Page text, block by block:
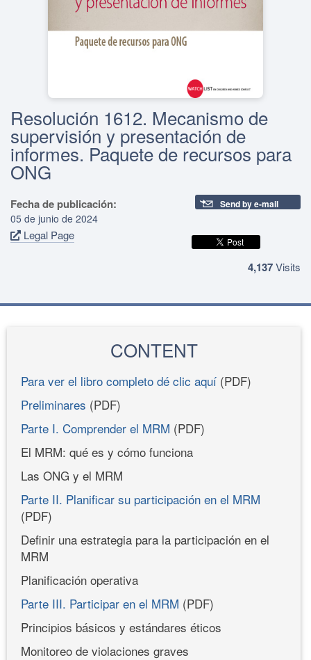
Resolución 1612. Mecanismo de
supervisión y presentación de
informes. Paquete de recursos para
ONG
Fecha de publicación:
05 de junio de 2024
Legal Page
Send by e-mail
4,137Visits
CONTENT
Para ver el libro completo dé clic aquí (PDF)
Preliminares (PDF)
Parte I. Comprender el MRM (PDF)
El MRM: qué es y cómo funciona
Las ONG y el MRM
Parte II. Planificar su participación en el MRM
(PDF)
Definir una estrategia para la participación en el
MRM
Planificación operativa
Parte III. Participar en el MRM (PDF)
Principios básicos y estándares éticos
Monitoreo de violaciones graves